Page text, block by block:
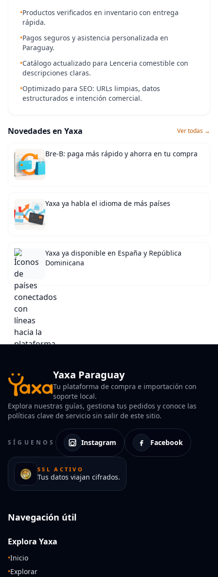
•Productos verificados en inventario con entrega
rápida.
•Pagos seguros y asistencia personalizada en
Paraguay.
•Catálogo actualizado para Lenceria comestible con
descripciones claras.
•Optimizado para SEO: URLs limpias, datos
estructurados e intención comercial.
Novedades en Yaxa Ver todas →
Bre-B: paga más rápido y ahorra en tu compra
Yaxa ya habla el idioma de más países
Yaxa ya disponible en España y República
Dominicana
Yaxa Paraguay
Tu plataforma de compra e importación con
soporte local.
Explora nuestras guías, gestiona tus pedidos y conoce las
políticas clave de servicio sin salir de este sitio.
SÍGUENOS Instagram Facebook
SSL ACTIVO
Tus datos viajan cifrados.
Navegación útil
Explora Yaxa
•Inicio
•Explorar